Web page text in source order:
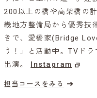
200以上の橋や高架橋の
畿地方整備局から優秀技
きで、愛橋家(Bridge
う！」と活動中。TVド
出演。 Instagram
担当コースをみる